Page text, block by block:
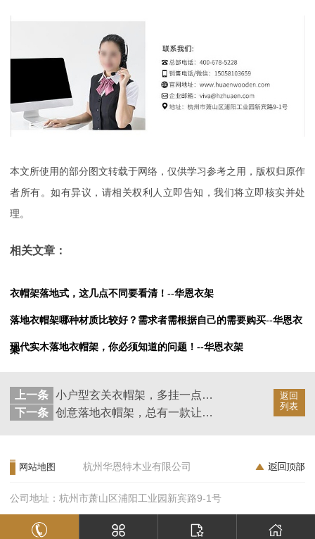
本文所使用的部分图文转载于网络，仅供学习参考之用，版权归原作
者所有。如有异议，请相关权利人立即告知，我们将立即核实并处
理。
相关文章：
衣帽架落地式，这几点不同要看清！--华恩衣架
落地衣帽架哪种材质比较好？需求者需根据自己的需要购买--华恩衣
架
现代实木落地衣帽架，你必须知道的问题！--华恩衣架
返回
列表
上一条
小户型玄关衣帽架，多挂一点的衣帽架。--华恩衣架
下一条
创意落地衣帽架，总有一款让你心动！--华恩衣架
网站地图 杭州华恩特木业有限公司
公司地址：杭州市萧山区浦阳工业园新宾路9-1号